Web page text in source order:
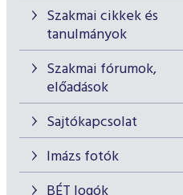
Szakmai cikkek és
tanulmányok
Szakmai fórumok,
előadások
Sajtókapcsolat
Imázs fotók